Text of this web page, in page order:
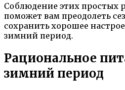
Соблюдение этих простых
поможет вам преодолеть
сохранить хорошее
зимний период.
Рациональное
зимний период